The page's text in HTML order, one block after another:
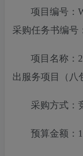
项目编号：
采购任务书编号
项目名称：
出服务项目（八
采购方式：
预算金额：